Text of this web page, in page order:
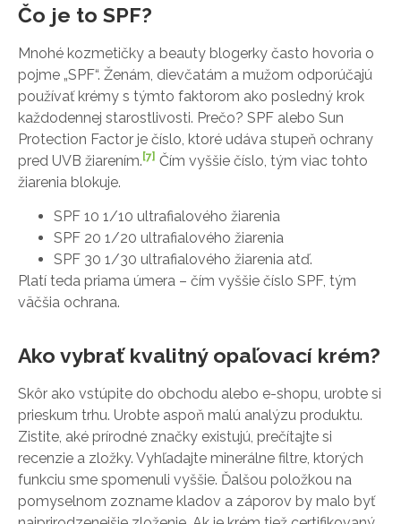
Čo je to SPF?
Mnohé kozmetičky a beauty blogerky často hovoria o
pojme „SPF“. Ženám, dievčatám a mužom odporúčajú
používať krémy s týmto faktorom ako posledný krok
každodennej starostlivosti. Prečo? SPF alebo Sun
Protection Factor je číslo, ktoré udáva stupeň ochrany
pred UVB žiarením. [7] Čím vyššie číslo, tým viac tohto
žiarenia blokuje.
SPF 10 1/10 ultrafialového žiarenia
SPF 20 1/20 ultrafialového žiarenia
SPF 30 1/30 ultrafialového žiarenia atď.
Platí teda priama úmera – čím vyššie číslo SPF, tým
väčšia ochrana.
Ako vybrať kvalitný opaľovací krém?
Skôr ako vstúpite do obchodu alebo e-shopu, urobte si
prieskum trhu. Urobte aspoň malú analýzu produktu.
Zistite, aké prírodné značky existujú, prečítajte si
recenzie a zložky. Vyhľadajte minerálne filtre, ktorých
funkciu sme spomenuli vyššie. Ďalšou položkou na
pomyselnom zozname kladov a záporov by malo byť